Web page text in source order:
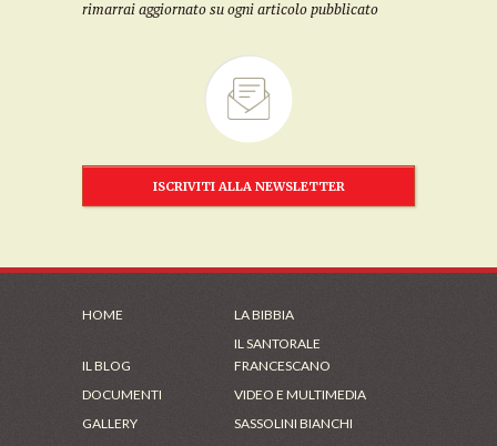
rimarrai aggiornato su ogni articolo pubblicato
ISCRIVITI ALLA NEWSLETTER
HOME LA BIBBIA
IL BLOG
IL SANTORALE
FRANCESCANO
DOCUMENTI
VIDEO E MULTIMEDIA
GALLERY
SASSOLINI BIANCHI